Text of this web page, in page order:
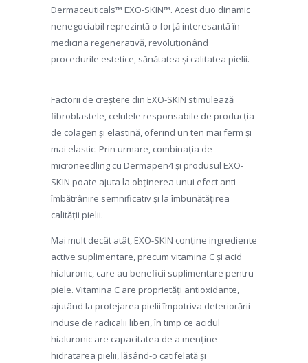
Dermaceuticals™ EXO-SKIN™. Acest duo dinamic
nenegociabil reprezintă o forță interesantă în
medicina regenerativă, revoluționând
procedurile estetice, sănătatea și calitatea pielii.
Factorii de creștere din EXO-SKIN stimulează
fibroblastele, celulele responsabile de producția
de colagen și elastină, oferind un ten mai ferm și
mai elastic. Prin urmare, combinația de
microneedling cu Dermapen4 și produsul EXO-
SKIN poate ajuta la obținerea unui efect anti-
îmbătrânire semnificativ și la îmbunătățirea
calității pielii.
Mai mult decât atât, EXO-SKIN conține ingrediente
active suplimentare, precum vitamina C și acid
hialuronic, care au beneficii suplimentare pentru
piele. Vitamina C are proprietăți antioxidante,
ajutând la protejarea pielii împotriva deteriorării
induse de radicalii liberi, în timp ce acidul
hialuronic are capacitatea de a menține
hidratarea pielii, lăsând-o catifelată și